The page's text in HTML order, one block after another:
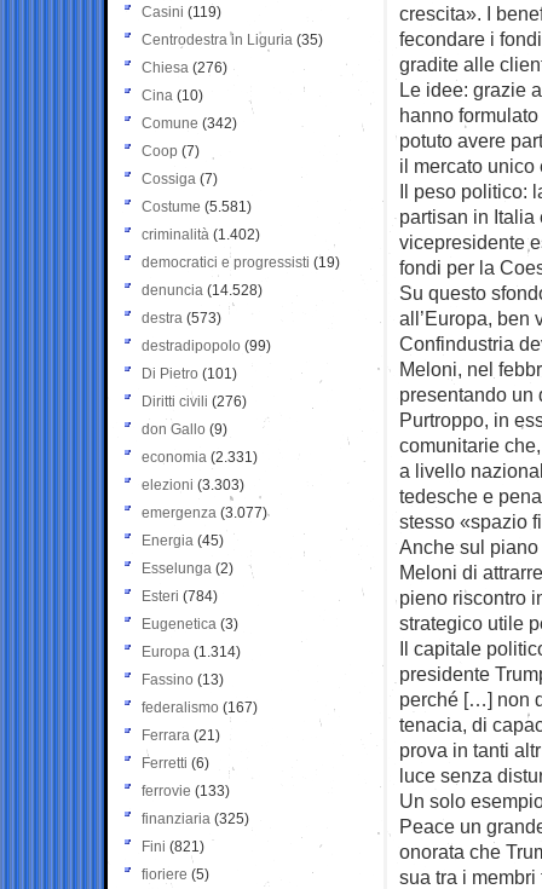
crescita». I
fecondare i
gradite alle
Le idee: grazie
hanno
potuto avere
il mercato unico
Il peso politico:
partisan in Italia
vicepresidente
fondi per la
Su questo
all’Europa, ben
Confindustria
Meloni, nel
presentando un
Purtroppo, in
comunitarie
a livello
tedesche e
stesso «spazio
Anche sul
Meloni di
pieno riscontro
strategico utile
Il capitale
presidente
perché […] non
tenacia, di
prova in tanti
luce senza
Un solo
Peace un
onorata che
sua tra i
Casini (119)
Centrodestra in Liguria (35)
Chiesa (276)
Cina (10)
Comune (342)
Coop (7)
Cossiga (7)
Costume (5.581)
criminalità (1.402)
democratici e progressisti (19)
denuncia (14.528)
destra (573)
destradipopolo (99)
Di Pietro (101)
Diritti civili (276)
don Gallo (9)
economia (2.331)
elezioni (3.303)
emergenza (3.077)
Energia (45)
Esselunga (2)
Esteri (784)
Eugenetica (3)
Europa (1.314)
Fassino (13)
federalismo (167)
Ferrara (21)
Ferretti (6)
ferrovie (133)
finanziaria (325)
Fini (821)
fioriere (5)